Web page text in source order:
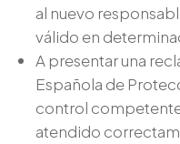
al nuevo
válido en
A presentar una
Española de
control
atendido